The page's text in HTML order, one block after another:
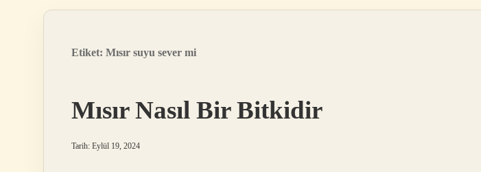
Etiket: Mısır suyu sever mi
Mısır Nasıl Bir Bitkidir
Tarih: Eylül 19, 2024